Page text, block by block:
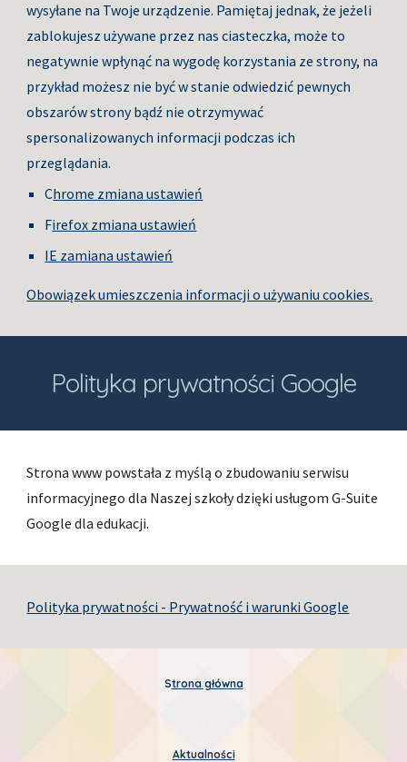
wysyłane na Twoje urządzenie. Pamiętaj jednak, że jeżeli
zablokujesz używane przez nas ciasteczka, może to
negatywnie wpłynąć na wygodę korzystania ze strony, na
przykład możesz nie być w stanie odwiedzić pewnych
obszarów strony bądź nie otrzymywać
spersonalizowanych informacji podczas ich
przeglądania.
Chrome zmiana ustawień
Firefox zmiana ustawień
IE zamiana ustawień
Obowiązek umieszczenia informacji o używaniu cookies.
Polityka prywatności Google
Strona www powstała z myślą o zbudowaniu serwisu
informacyjnego dla Naszej szkoły dzięki usługom G-Suite
Google dla edukacji.
Polityka prywatności - Prywatność i warunki Google
Strona główna
Aktualności